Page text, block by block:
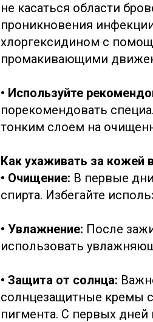
не касаться области
проникновения
хлоргексидином с
промакивающими
• Используйте
порекомендовать
тонким слоем на
Как ухаживать за кожей
• Очищение: В первые
спирта. Избегайте
• Увлажнение: После
использовать
• Защита от солнца:
солнцезащитные кремы
пигмента. С первых дней